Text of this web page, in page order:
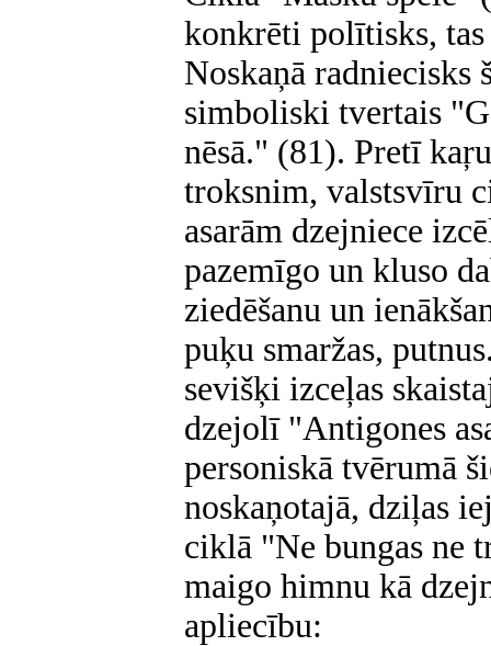
konkrēti polītisks,
Noskaņā
simboliski tvertais
nēsā." (81). Pretī
troksnim, valstsvīru
asarām dzejniece
pazemīgo un kluso
ziedēšanu un
puķu smaržas,
sevišķi izceļas
dzejolī "Antigones
personiskā tvērumā
noskaņotajā, dziļas
ciklā "Ne bungas ne
maigo himnu kā
apliecību: